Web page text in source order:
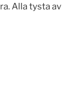
Alla tysta av